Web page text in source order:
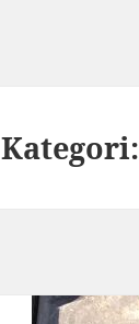
Kategori: